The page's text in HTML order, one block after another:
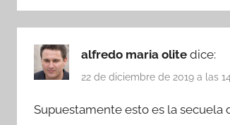
alfredo maria olite dice:
22 de diciembre de 2019 a las
Supuestamente esto es la